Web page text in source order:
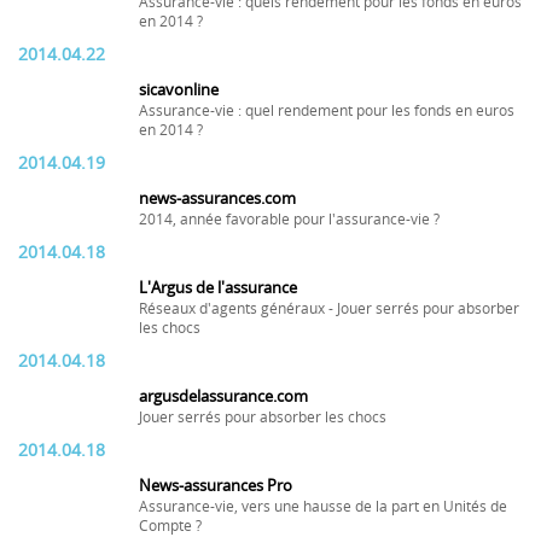
en 2014 ?
2014.04.22
sicavonline
Assurance-vie : quel rendement pour les fonds en euros
en 2014 ?
2014.04.19
news-assurances.com
2014, année favorable pour l'assurance-vie ?
2014.04.18
L'Argus de l'assurance
Réseaux d'agents généraux - Jouer serrés pour absorber
les chocs
2014.04.18
argusdelassurance.com
Jouer serrés pour absorber les chocs
2014.04.18
News-assurances Pro
Assurance-vie, vers une hausse de la part en Unités de
Compte ?